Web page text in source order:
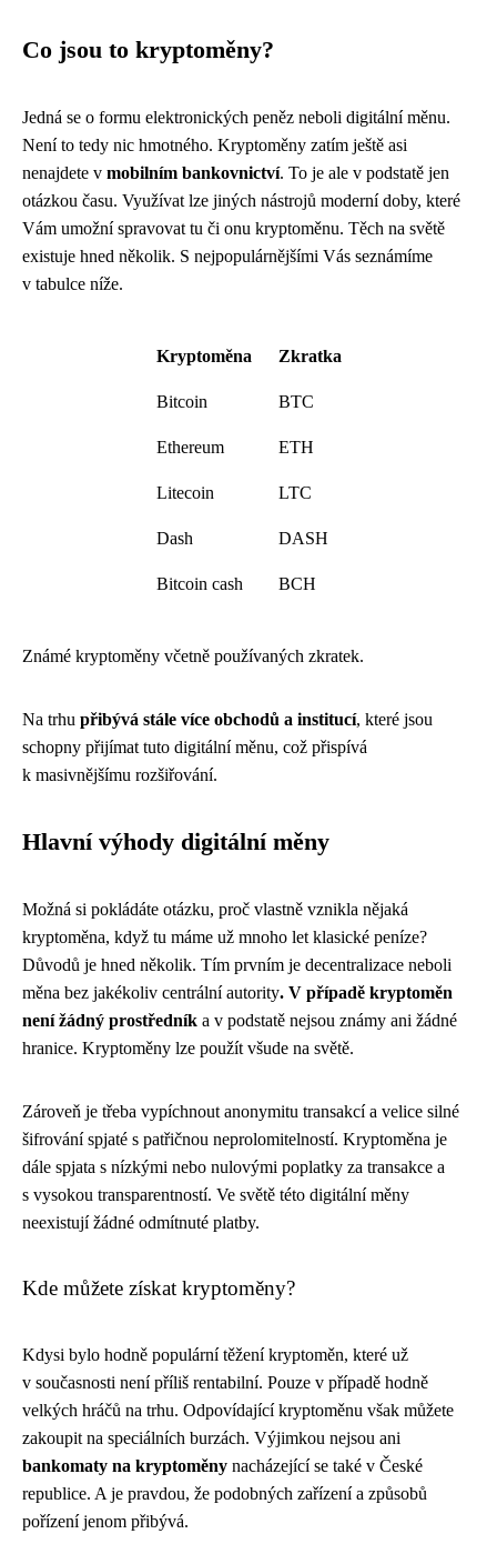
Co jsou to kryptoměny?
Jedná se o formu elektronických peněz neboli digitální měnu.
Není to tedy nic hmotného. Kryptoměny zatím ještě asi
nenajdete v mobilním bankovnictví. To je ale v podstatě jen
otázkou času. Využívat lze jiných nástrojů moderní doby, které
Vám umožní spravovat tu či onu kryptoměnu. Těch na světě
existuje hned několik. S nejpopulárnějšími Vás seznámíme
v tabulce níže.
Kryptoměna Zkratka
Bitcoin BTC
Ethereum ETH
Litecoin LTC
Dash DASH
Bitcoin cash BCH
Známé kryptoměny včetně používaných zkratek.
Na trhu přibývá stále více obchodů a institucí, které jsou
schopny přijímat tuto digitální měnu, což přispívá
k masivnějšímu rozšiřování.
Hlavní výhody digitální měny
Možná si pokládáte otázku, proč vlastně vznikla nějaká
kryptoměna, když tu máme už mnoho let klasické peníze?
Důvodů je hned několik. Tím prvním je decentralizace neboli
měna bez jakékoliv centrální autority. V případě kryptoměn
není žádný prostředník a v podstatě nejsou známy ani žádné
hranice. Kryptoměny lze použít všude na světě.
Zároveň je třeba vypíchnout anonymitu transakcí a velice silné
šifrování spjaté s patřičnou neprolomitelností. Kryptoměna je
dále spjata s nízkými nebo nulovými poplatky za transakce a
s vysokou transparentností. Ve světě této digitální měny
neexistují žádné odmítnuté platby.
Kde můžete získat kryptoměny?
Kdysi bylo hodně populární těžení kryptoměn, které už
v současnosti není příliš rentabilní. Pouze v případě hodně
velkých hráčů na trhu. Odpovídající kryptoměnu však můžete
zakoupit na speciálních burzách. Výjimkou nejsou ani
bankomaty na kryptoměny nacházející se také v České
republice. A je pravdou, že podobných zařízení a způsobů
pořízení jenom přibývá.